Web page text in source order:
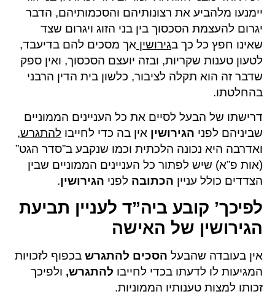
יימנעו מלהביע את רצונותיהם והסכמותיהם, הדבר
יגרום להעצמת הסכסוך בין בני הזוג ויגרום שצד
שאינו חפץ כל כך בגירושין אך מסכים להם בדיעבד,
לטעון טענות שקריות, ובזה יועצם הסכסוך, ואין ספק
שדבר זה הוא תקלה לציבור, כלשון בית הדין הרבני
בהחלטתו.
דרישתו של הבעל לסיים את כל העניינים הממוניים
שביניהם לפני הגירושין אין בה כדי לחייבו להתגרש,
ואדרבה היא נכונה הלכתית וכמו שנקבע ב”סדר הגט”
(אות פ”א) שיש לפתור כל העניינים הממוניים שבין
הצדדים כולל עניין הכתובה לפני הגירושין.
לפיכך’ קובע ביה”ד לעניין תביעת
הגירושין של האישה
אין בעובדה שהבעל הסכים להתגרש בכפוף לזכויות
המגיעות לו לדעתו בכדי לחייבו להתגרש, ולפיכך
זכותו למצות טענותיו הממוניות.